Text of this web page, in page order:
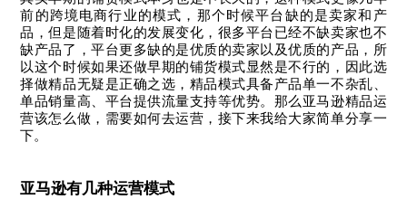
前的跨境电商行业的模式，那个时候平台缺的是卖家和产
品，但是随着时化的发展变化，很多平台已经不缺卖家也不
缺产品了，平台更多缺的是优质的卖家以及优质的产品，所
以这个时候如果还做早期的铺货模式显然是不行的，因此选
择做精品无疑是正确之选，精品模式具备产品单一不杂乱、
单品销量高、平台提供流量支持等优势。那么亚马逊精品运
营该怎么做，需要如何去运营，接下来我给大家简单分享一
下。
亚马逊有几种运营模式